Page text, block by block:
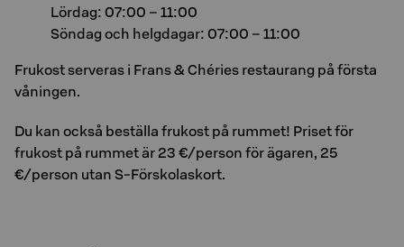
Lördag: 07:00 – 11:00
Söndag och helgdagar: 07:00 – 11:00
Frukost serveras i Frans & Chéries restaurang på första
våningen.
Du kan också beställa frukost på rummet! Priset för
frukost på rummet är 23 €/person för ägaren, 25
€/person utan S-Förskolaskort.